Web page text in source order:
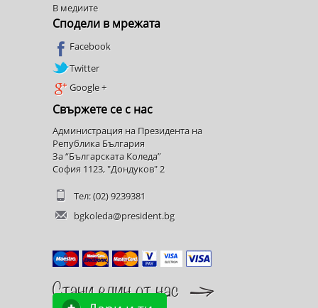
В медиите
Сподели в мрежата
Facebook
Twitter
Google +
Свържете се с нас
Администрация на Президента на
Република България
За “Българската Коледа”
София 1123, "Дондуков" 2
Тел: (02) 9239381
bgkoleda@president.bg